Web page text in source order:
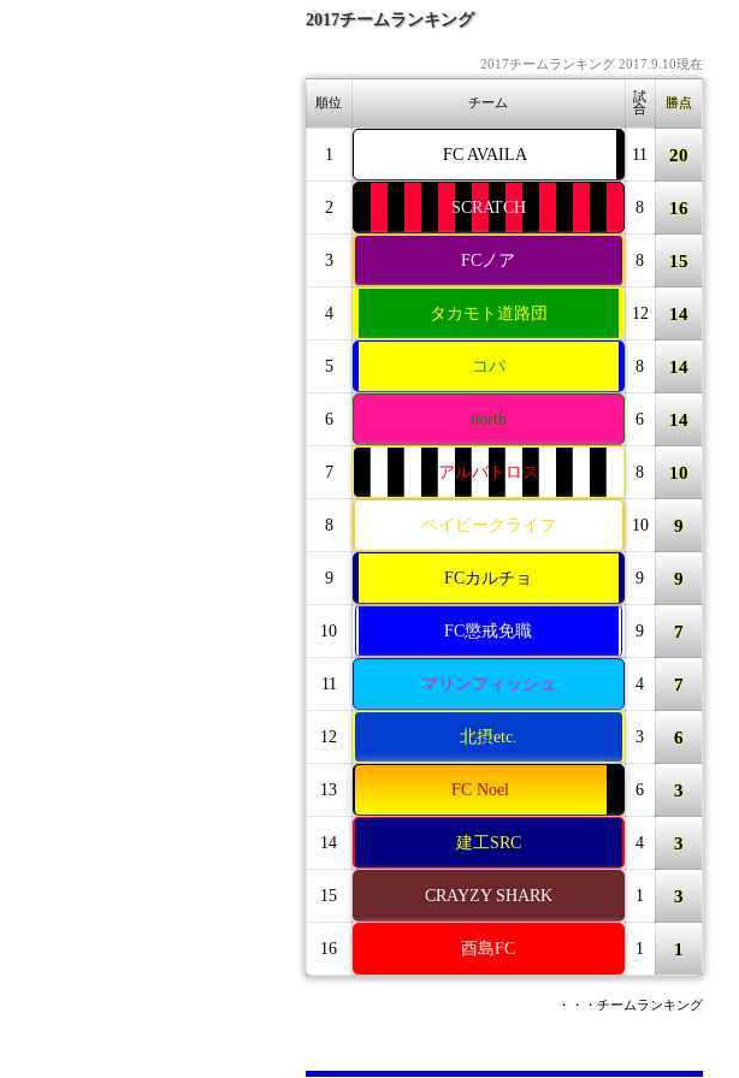
2017チームランキング
2017チームランキング 2017.9.10現在
順位 チーム
試
合
勝点
1 FC AVAILA 11 20
2 SCRATCH 8 16
3 FCノア 8 15
4 タカモト道路団 12 14
5 コパ 8 14
6 north 6 14
7 アルバトロス 8 10
8 ベイビークライフ 10 9
9 FCカルチョ 9 9
10 FC懲戒免職 9 7
11 マリンフィッシュ 4 7
12 北摂etc. 3 6
13 FC Noel 6 3
14 建工SRC 4 3
15 CRAYZY SHARK 1 3
16 酉島FC 1 1
・・・チームランキング